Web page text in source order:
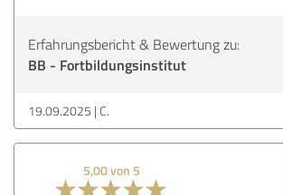
Erfahrungsbericht & Bewertung zu:
BB - Fortbildungsinstitut
19.09.2025 C.
5,00 von 5